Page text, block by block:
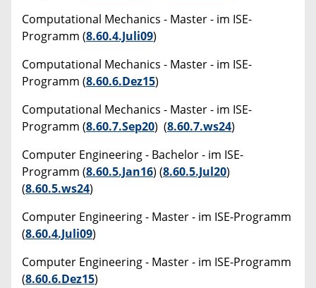
Computational Mechanics - Master - im ISE-
Programm (8.60.4.Juli09)
Computational Mechanics - Master - im ISE-
Programm (8.60.6.Dez15)
Computational Mechanics - Master - im ISE-
Programm (8.60.7.Sep20) (8.60.7.ws24)
Computer Engineering - Bachelor - im ISE-
Programm (8.60.5.Jan16) (8.60.5.Jul20)
(8.60.5.ws24)
Computer Engineering - Master - im ISE-Programm
(8.60.4.Juli09)
Computer Engineering - Master - im ISE-Programm
(8.60.6.Dez15)